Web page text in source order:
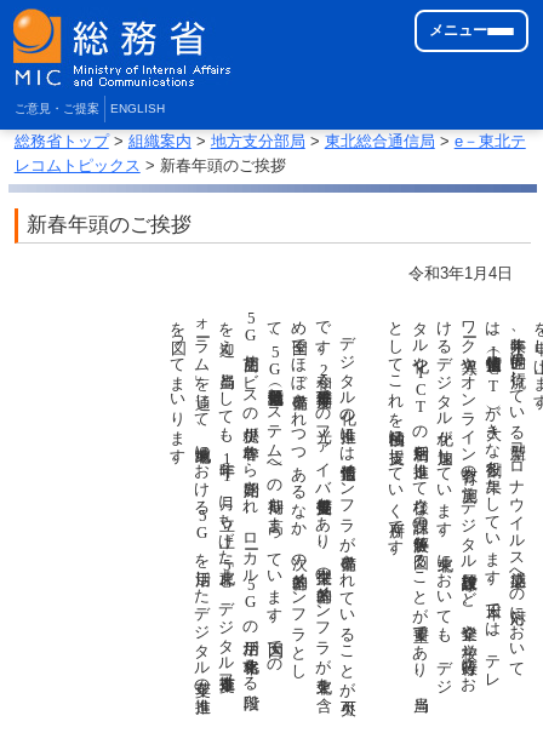
ご意見・ご提案 ENGLISH
メニュー
総務省トップ> 組織案内 > 地方支分部局 > 東北総合通信局 > e－東北テ
レコムトピックス > 新春年頭のご挨拶
新春年頭のご挨拶
令和3年1月4日
昨年来、
世界的に
流行し
て
い
る
新型コ
ロ
ナ
ウ
イ
ル
ス
感染症へ
の
対応に
お
い
て
は
、
情報通信技術（
I
C
T
）が
大き
な
役割を
果た
し
て
い
ま
す
。
日本で
は
、
テ
レ
ワーク
導入や
オ
ン
ラ
イ
ン
教育の
実施、
デ
ジ
タ
ル
庁設置検討な
ど
、
企業や
学校、
行政等に
お
ける
デ
ジ
タ
ル
化が
加速し
て
い
ま
す
。
東北に
お
い
て
も
、
デ
ジ
タル
化や
I
C
T
の
利活用を
推進し
て
様々な
課題の
解決等を
図る
こ
と
が
重要で
あ
り
、
当局
とし
て
こ
れ
を
積極的に
支援し
て
い
く
所存で
す
。
デ
ジ
タ
ル
化の
推進に
は
情報通信イ
ン
フ
ラ
が
整備さ
れ
て
い
る
こ
と
が
不可欠
で
す
。
令和
2
年度補正予算等で
の
光フ
ァ
イ
バ
整備支援等も
あ
り
、
従来型の
基幹的イ
ン
フ
ラ
が
東北を
含
め全国で
ほ
ぼ
整備さ
れ
つ
つ
あ
る
な
か
、
次の
基幹的イ
ン
フ
ラ
と
し
て
、
5
G
（第五世代移動通信システム）への期待も高まっています。国内での
5
G
商用サービスの提供が昨春から開始され、ローカル
5
G
の
活用が
本格化す
る
段階
を
迎え
、
当局と
し
て
も
、
昨年
11
月に立ち上げた「東北
5
G
デ
ジ
タ
ル
変革推進フ
ォ
ーラ
ム
」を
通じ
て
、
東北地域に
お
け
る
5
G
を
活用し
た
デ
ジ
タ
ル
変革の
推進
を
図っ
て
ま
い
り
ま
す
。